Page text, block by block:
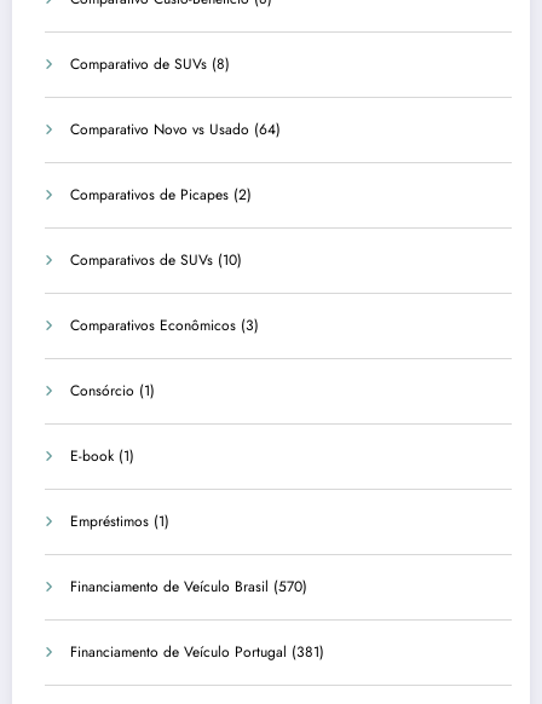
Comparativo de SUVs (8)
Comparativo Novo vs Usado (64)
Comparativos de Picapes (2)
Comparativos de SUVs (10)
Comparativos Econômicos (3)
Consórcio (1)
E-book (1)
Empréstimos (1)
Financiamento de Veículo Brasil (570)
Financiamento de Veículo Portugal (381)